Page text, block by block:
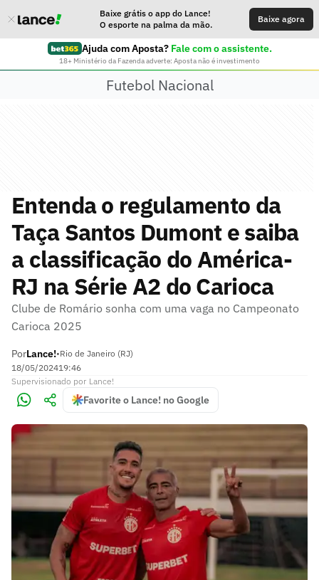
Baixe grátis o app do Lance!
O esporte na palma da mão.
Baixe agora
Ajuda com Aposta? Fale com o assistente.
18+ Ministério da Fazenda adverte: Aposta não é investimento
Futebol Nacional
Entenda o regulamento da
Taça Santos Dumont e saiba
a classificação do América-
RJ na Série A2 do Carioca
Clube de Romário sonha com uma vaga no Campeonato
Carioca 2025
PorLance!•Rio de Janeiro (RJ)
18/05/202419:46
Supervisionado por Lance!
Favorite o Lance! no Google